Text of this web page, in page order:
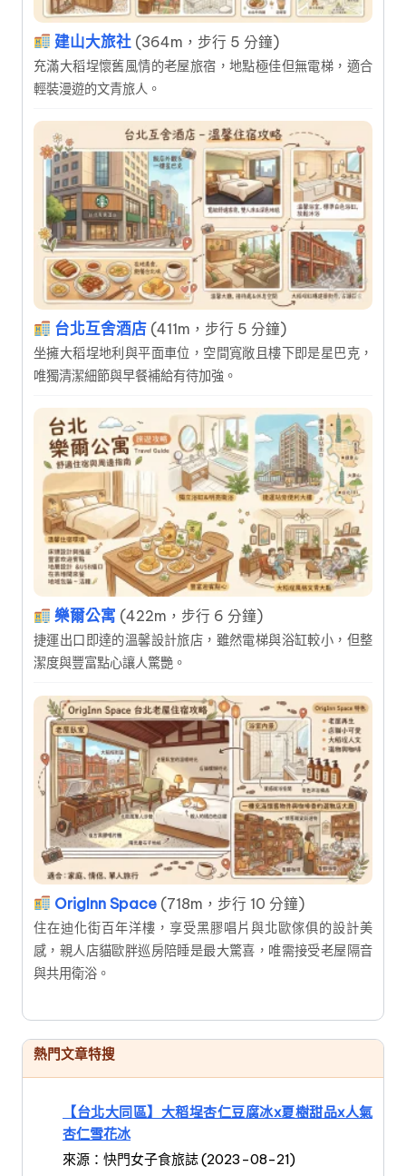
建山大旅社 (364m，步行 5 分鐘)
充滿大稻埕懷舊風情的老屋旅宿，地點極佳但無電梯，適合
輕裝漫遊的文青旅人。
台北互舍酒店 (411m，步行 5 分鐘)
坐擁大稻埕地利與平面車位，空間寬敞且樓下即是星巴克，
唯獨清潔細節與早餐補給有待加強。
樂爾公寓 (422m，步行 6 分鐘)
捷運出口即達的溫馨設計旅店，雖然電梯與浴缸較小，但整
潔度與豐富點心讓人驚艷。
OrigInn Space (718m，步行 10 分鐘)
住在迪化街百年洋樓，享受黑膠唱片與北歐傢俱的設計美
感，親人店貓歐胖巡房陪睡是最大驚喜，唯需接受老屋隔音
與共用衛浴。
熱門文章特搜
【台北大同區】大稻埕杏仁豆腐冰x夏樹甜品x人氣
杏仁雪花冰
來源：快門女子食旅誌 (2023-08-21)